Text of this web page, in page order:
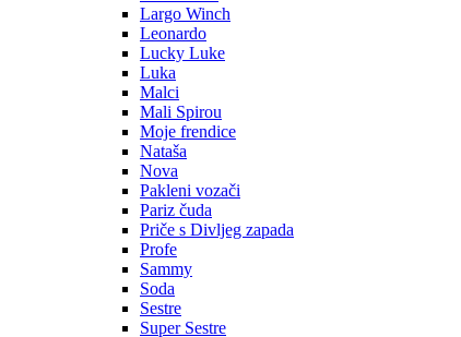
Largo Winch
Leonardo
Lucky Luke
Luka
Malci
Mali Spirou
Moje frendice
Nataša
Nova
Pakleni vozači
Pariz čuda
Priče s Divljeg zapada
Profe
Sammy
Soda
Sestre
Super Sestre